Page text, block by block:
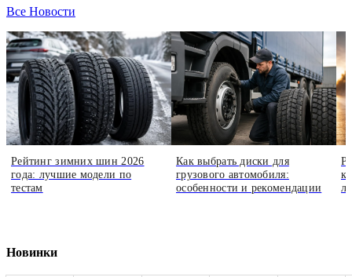
Все Новости
Рейтинг зимних шин 2026
года: лучшие модели по
тестам
Как выбрать диски для
грузового автомобиля:
особенности и рекомендации
Новинки